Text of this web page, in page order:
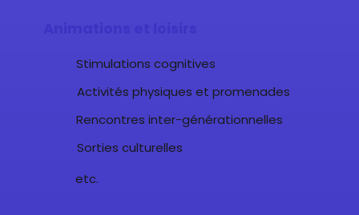
Stimulations cognitives
Activités physiques et promenades
Rencontres inter-générationnelles
Sorties culturelles
etc.